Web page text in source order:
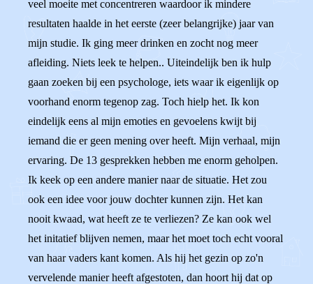
veel moeite met concentreren waardoor ik mindere
resultaten haalde in het eerste (zeer belangrijke) jaar van
mijn studie. Ik ging meer drinken en zocht nog meer
afleiding. Niets leek te helpen.. Uiteindelijk ben ik hulp
gaan zoeken bij een psychologe, iets waar ik eigenlijk op
voorhand enorm tegenop zag. Toch hielp het. Ik kon
eindelijk eens al mijn emoties en gevoelens kwijt bij
iemand die er geen mening over heeft. Mijn verhaal, mijn
ervaring. De 13 gesprekken hebben me enorm geholpen.
Ik keek op een andere manier naar de situatie. Het zou
ook een idee voor jouw dochter kunnen zijn. Het kan
nooit kwaad, wat heeft ze te verliezen? Ze kan ook wel
het initatief blijven nemen, maar het moet toch echt vooral
van haar vaders kant komen. Als hij het gezin op zo'n
vervelende manier heeft afgestoten, dan hoort hij dat op